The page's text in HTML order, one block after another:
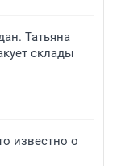
Татьяна
склады
известно о